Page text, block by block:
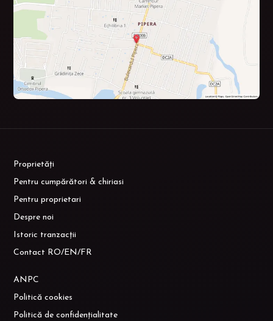
Proprietăți
Pentru cumpărători & chiriasi
Pentru proprietari
Despre noi
Istoric tranzacții
Contact RO/EN/FR
ANPC
Politică cookies
Politică de confidențialitate